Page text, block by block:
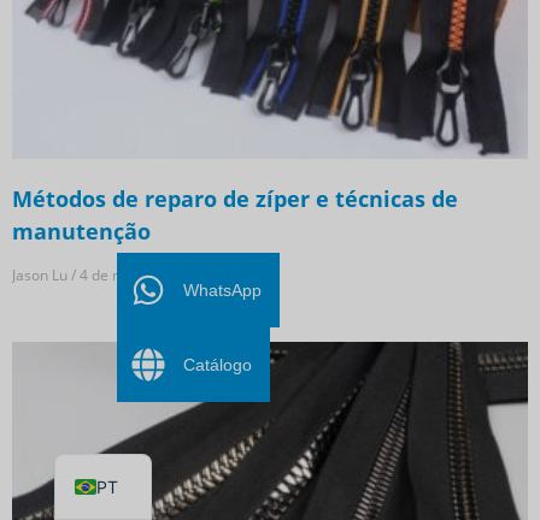
Métodos de reparo de zíper e técnicas de
manutenção
Jason Lu 4 de novembro de 2022
WhatsApp
Catálogo
PT
EN
AR